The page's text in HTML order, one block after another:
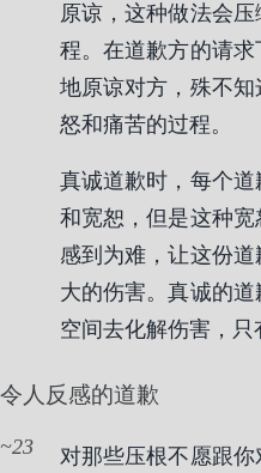
原谅，这种做法会
程。在道歉方的请
地原谅对方，殊不
怒和痛苦的过程。
真诚道歉时，每个
和宽恕，但是这种
感到为难，让这份
大的伤害。真诚的
空间去化解伤害，只
令人反感的道歉
23 对那些压根不愿跟